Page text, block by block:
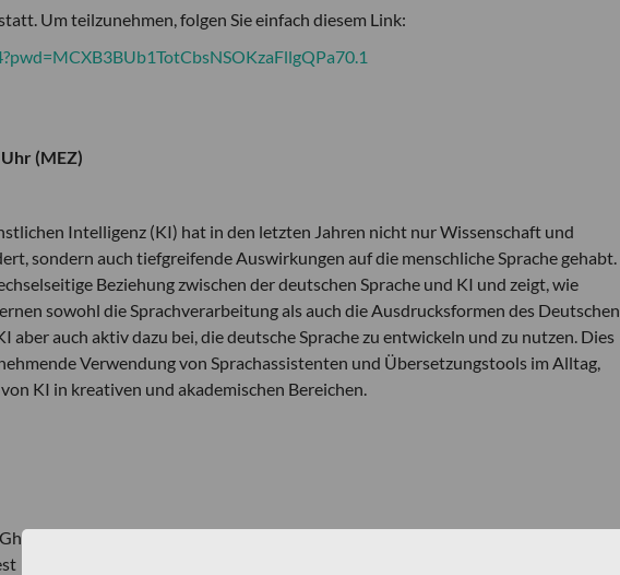
Um teilzunehmen, folgen Sie einfach diesem Link:
(MEZ)
Intelligenz (KI) hat in den letzten Jahren nicht nur Wissenschaft und
sondern auch tiefgreifende Auswirkungen auf die menschliche Sprache gehabt.
Beziehung zwischen der deutschen Sprache und KI und zeigt, wie
sowohl die Sprachverarbeitung als auch die Ausdrucksformen des Deutschen
aber auch aktiv dazu bei, die deutsche Sprache zu entwickeln und zu nutzen. Dies
Verwendung von Sprachassistenten und Übersetzungstools im Alltag,
KI in kreativen und akademischen Bereichen.